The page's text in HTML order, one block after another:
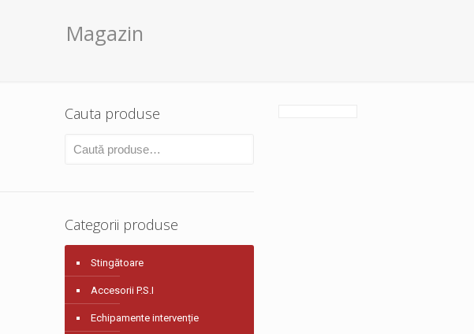
Magazin
Cauta produse
Categorii produse
Stingătoare
Accesorii P.S.I
Echipamente intervenție